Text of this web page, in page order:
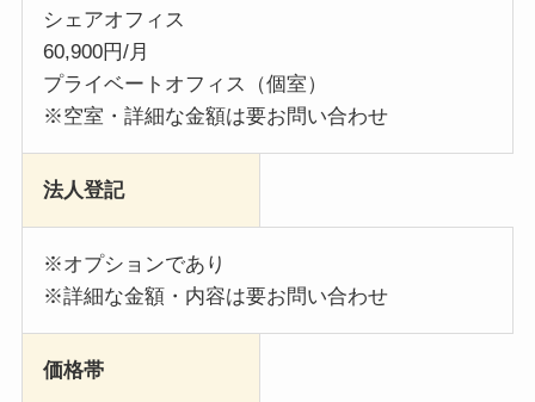
シェアオフィス
60,900円/月
プライベートオフィス（個室）
※空室・詳細な金額は要お問い合わせ
法人登記
※オプションであり
※詳細な金額・内容は要お問い合わせ
価格帯